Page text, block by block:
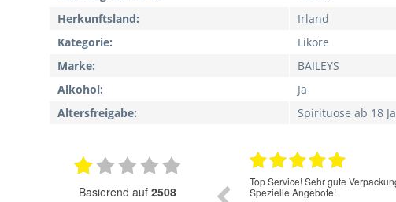
Herkunftsland:
Irland
Kategorie:
Liköre
Marke:
BAILEYS
Alkohol:
Ja
Altersfreigabe:
Spirituose ab 18
basierend auf 2508
Top Service! Sehr gute
Spezielle Angebote!